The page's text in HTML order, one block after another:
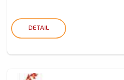
DETAIL